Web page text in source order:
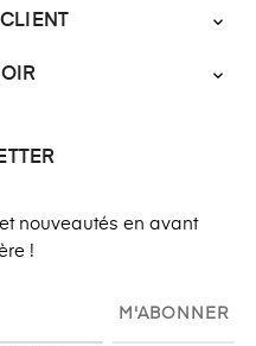


nouveautés en avant
!
M'ABONNER